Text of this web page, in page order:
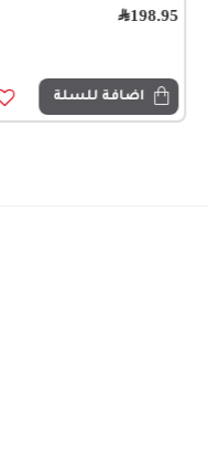
198.95﷼
اضافة للسلة